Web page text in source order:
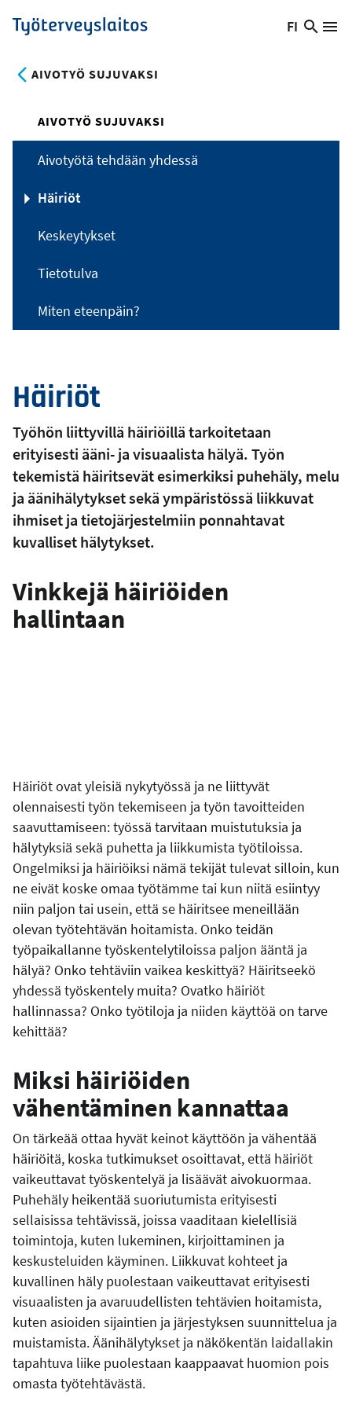
Hyppää
pääsisältöön
Työterveyslaitos
Vaihda
FI
Hae
AIVOTYÖ SUJUVAKSI
Häiriöt
Työhön liittyvillä häiriöillä tarkoitetaan
erityisesti ääni- ja visuaalista hälyä. Työn
tekemistä häiritsevät esimerkiksi puhehäly, melu
ja äänihälytykset sekä ympäristössä liikkuvat
ihmiset ja tietojärjestelmiin ponnahtavat
kuvalliset hälytykset.
Vinkkejä häiriöiden
hallintaan
Häiriöt ovat yleisiä nykytyössä ja ne liittyvät
olennaisesti työn tekemiseen ja työn tavoitteiden
saavuttamiseen: työssä tarvitaan muistutuksia ja
hälytyksiä sekä puhetta ja liikkumista työtiloissa.
Ongelmiksi ja häiriöiksi nämä tekijät tulevat silloin, kun
ne eivät koske omaa työtämme tai kun niitä esiintyy
niin paljon tai usein, että se häiritsee meneillään
olevan työtehtävän hoitamista. Onko teidän
työpaikallanne työskentelytiloissa paljon ääntä ja
hälyä? Onko tehtäviin vaikea keskittyä? Häiritseekö
yhdessä työskentely muita? Ovatko häiriöt
hallinnassa? Onko työtiloja ja niiden käyttöä on tarve
kehittää?
Miksi häiriöiden
vähentäminen kannattaa
On tärkeää ottaa hyvät keinot käyttöön ja vähentää
häiriöitä, koska tutkimukset osoittavat, että häiriöt
vaikeuttavat työskentelyä ja lisäävät aivokuormaa.
Puhehäly heikentää suoriutumista erityisesti
sellaisissa tehtävissä, joissa vaaditaan kielellisiä
toimintoja, kuten lukeminen, kirjoittaminen ja
keskusteluiden käyminen. Liikkuvat kohteet ja
kuvallinen häly puolestaan vaikeuttavat erityisesti
visuaalisten ja avaruudellisten tehtävien hoitamista,
kuten asioiden sijaintien ja järjestyksen suunnittelua ja
muistamista. Äänihälytykset ja näkökentän laidallakin
tapahtuva liike puolestaan kaappaavat huomion pois
omasta työtehtävästä.
AIVOTYÖ SUJUVAKSI
Aivotyötä tehdään yhdessä
Häiriöt
Keskeytykset
Tietotulva
Miten eteenpäin?